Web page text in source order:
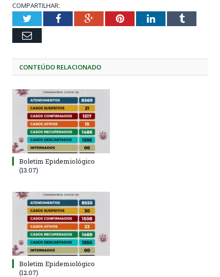
COMPARTILHAR:
TwitterFacebookGoogle+PinterestLinkedInTumblr
Email
CONTEÚDO RELACIONADO
Boletim Epidemiológico
(13.07)
Boletim Epidemiológico
(12.07)